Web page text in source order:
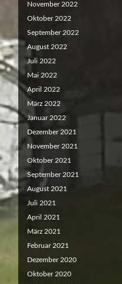
November 2022
Oktober 2022
September 2022
August 2022
Juli 2022
Mai 2022
April 2022
März 2022
Januar 2022
Dezember 2021
November 2021
Oktober 2021
September 2021
August 2021
Juli 2021
April 2021
März 2021
Februar 2021
Dezember 2020
Oktober 2020